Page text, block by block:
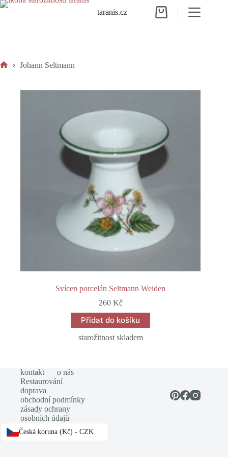
Skip
taranis.cz
Shopping
Johann Seltmann
Svícen porcelán Seltmann Weiden
260 Kč
Přidat do košíku
starožitnost skladem
kontakt
o nás
Restaurování
doprava
obchodní podmínky
zásady ochrany
osobních údajů
Česká koruna (Kč) - CZK